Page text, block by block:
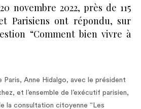
novembre 2022, près de 115
Parisiens ont répondu, sur
“Comment bien vivre à
Paris, Anne Hidalgo, avec le président
et l’ensemble de l’exécutif parisien,
la consultation citoyenne “Les